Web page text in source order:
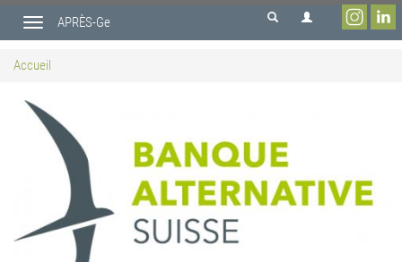
contenu
Toggle
navigation
APRÈS-Ge
Accueil